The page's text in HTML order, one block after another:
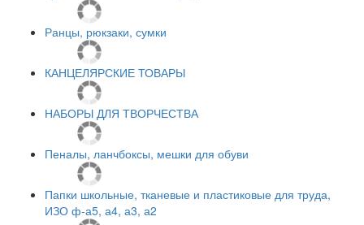
Ранцы, рюкзаки, сумки
КАНЦЕЛЯРСКИЕ ТОВАРЫ
НАБОРЫ ДЛЯ ТВОРЧЕСТВА
Пеналы, ланчбоксы, мешки для обуви
Папки школьные, тканевые и пластиковые для труда,
ИЗО ф-а5, а4, а3, а2